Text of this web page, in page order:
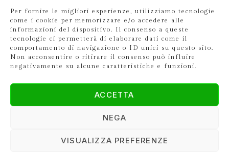
Per fornire le migliori esperienze, utilizziamo tecnologie
come i cookie per memorizzare e/o accedere alle
informazioni del dispositivo. Il consenso a queste
tecnologie ci permetterà di elaborare dati come il
comportamento di navigazione o ID unici su questo sito.
Non acconsentire o ritirare il consenso può influire
negativamente su alcune caratteristiche e funzioni.
ACCETTA
NEGA
VISUALIZZA PREFERENZE
DICHIARAZIONE SULLA PRIVACY
Colle dell'Asinello Luxury Villa - P.I 01406890556 - CIN: